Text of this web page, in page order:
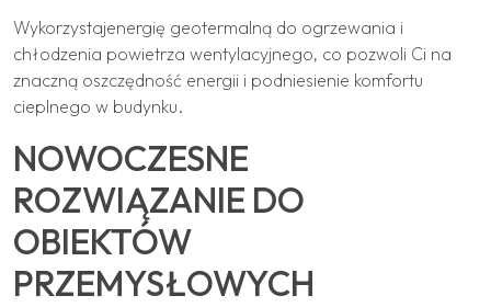
Wykorzystajenergię geotermalną do ogrzewania i
chłodzenia powietrza wentylacyjnego, co pozwoli Ci na
znaczną oszczędność energii i podniesienie komfortu
cieplnego w budynku.
NOWOCZESNE
ROZWIĄZANIE DO
OBIEKTÓW
PRZEMYSŁOWYCH